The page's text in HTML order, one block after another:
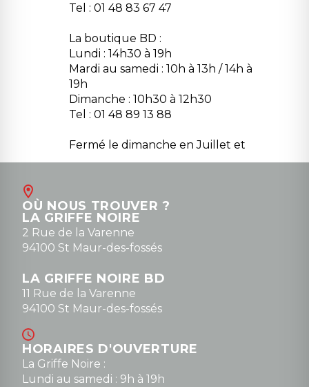
Tel : 01 48 83 67 47
La boutique BD :
Lundi : 14h30 à 19h
Mardi au samedi : 10h à 13h / 14h à
19h
Dimanche : 10h30 à 12h30
Tel : 01 48 89 13 88
Fermé le dimanche en Juillet et
Août
contact@la-griffe-noire.com
0148836747
OÙ NOUS TROUVER ?
LA GRIFFE NOIRE
2 Rue de la Varenne
94100 St Maur-des-fossés
LA GRIFFE NOIRE BD
11 Rue de la Varenne
94100 St Maur-des-fossés
HORAIRES D'OUVERTURE
La Griffe Noire :
Lundi au samedi : 9h à 19h